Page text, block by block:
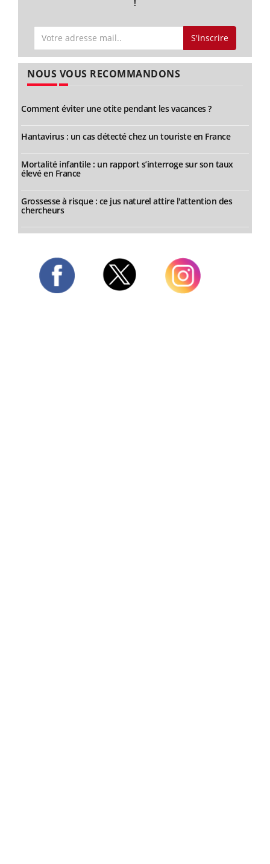
!
S'inscrire
NOUS VOUS RECOMMANDONS
Comment éviter une otite pendant les vacances ?
Hantavirus : un cas détecté chez un touriste en France
Mortalité infantile : un rapport s’interroge sur son taux
élevé en France
Grossesse à risque : ce jus naturel attire l'attention des
chercheurs